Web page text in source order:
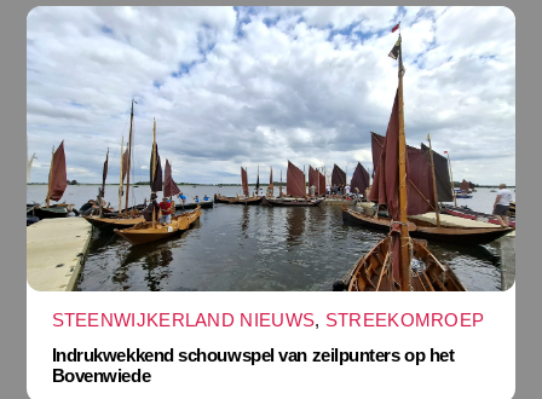
STEENWIJKERLAND NIEUWS, STREEKOMROEP
Indrukwekkend schouwspel van zeilpunters op het
Bovenwiede